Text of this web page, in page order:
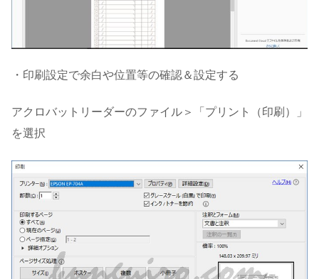
・ 印刷設定で余白や位置等の確認＆設定する
アクロバットリーダーのファイル＞「プリント（印刷）」
を選択